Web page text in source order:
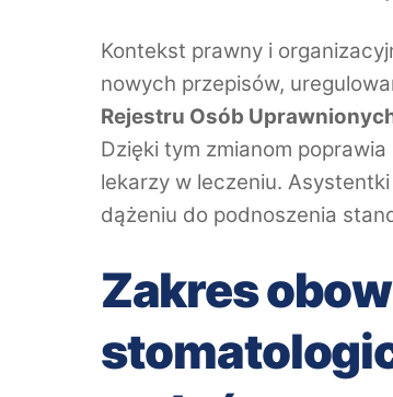
Kontekst prawny i
nowych przepisów,
Rejestru Osób
Dzięki tym zmianom poprawia
lekarzy w leczeniu.
dążeniu do podnoszenia
Zakres